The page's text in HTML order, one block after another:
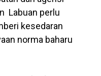
Labuan perlu
kesedaran
norma baharu